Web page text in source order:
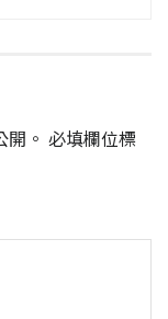
。 必填欄位標